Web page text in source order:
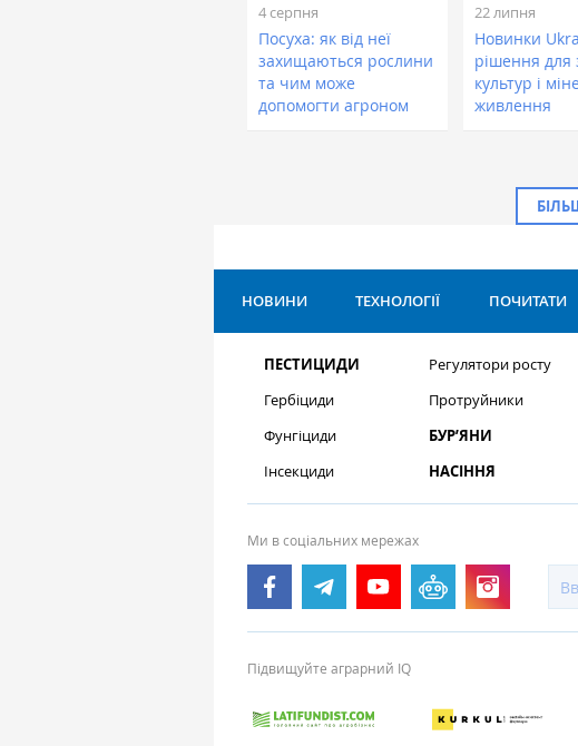
4 серпня
Посуха: як від неї
захищаються рослини
та чим може
допомогти агроном
22 липня
Новинки
рішення для
культур і
живлення
НОВИНИ ТЕХНОЛОГІЇ ПОЧИТАТИ
ПЕСТИЦИДИ
Гербіциди
Фунгіциди
Інсекциди
Регулятори росту
Протруйники
БУР’ЯНИ
НАСІННЯ
Ми в соціальних мережах
Підвищуйте аграрний IQ